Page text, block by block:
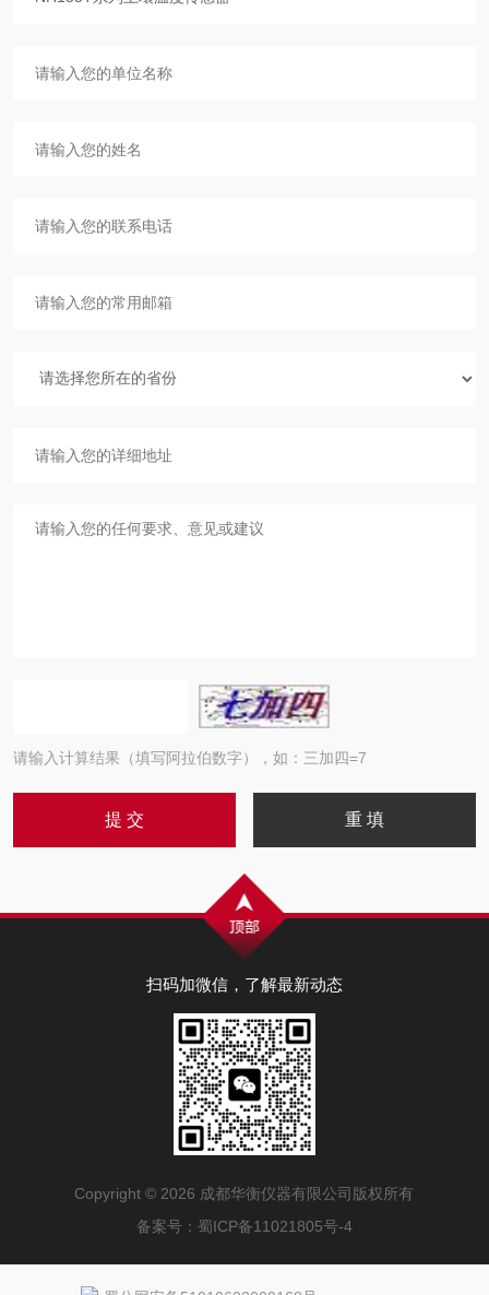
请输入计算结果（填写阿拉伯数字），如：三加四=7
扫码加微信，了解最新动态
Copyright © 2026 成都华衡仪器有限公司版权所有
备案号： 蜀ICP备11021805号-4